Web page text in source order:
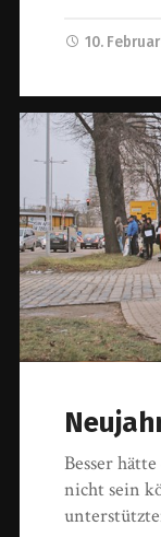
10.
Besser
nicht sein